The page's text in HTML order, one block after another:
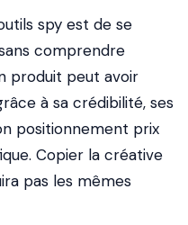
spy est de se
comprendre
produit peut avoir
à sa crédibilité, ses
positionnement prix
Copier la créative
pas les mêmes